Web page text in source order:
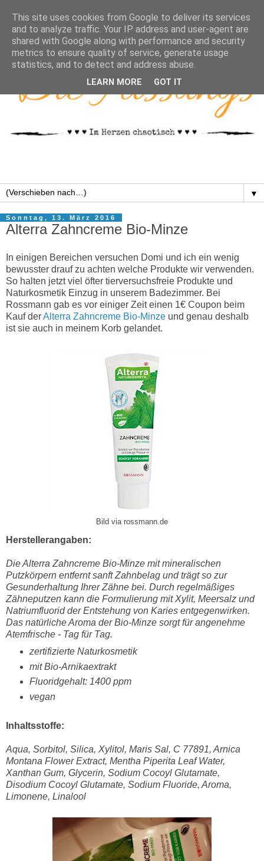
▼
Sonntag, 13. März 2016
Alterra Zahncreme Bio-Minze
In einigen Bereichen versuchen Domi und ich ein wenig
bewusster drauf zu achten welche Produkte wir verwenden.
So halten jetzt viel öfter tierversuchsfreie Produkte und
Naturkosmetik Einzug in unserem Badezimmer. Bei
Rossmann gab es vor einiger Zeit einen 1€ Coupon beim
Kauf derAlterra Zahncreme Bio-Minze und genau deshalb
ist sie auch in meinem Korb gelandet.
Bild via rossmann.de
Herstellerangaben:
Die Alterra Zahncreme Bio-Minze mit mineralischen
Putzkörpern entfernt sanft Zahnbelag und trägt so zur
Gesunderhaltung Ihrer Zähne bei. Durch regelmäßiges
Zähneputzen kann die Formulierung mit Xylit, Meersalz und
Natriumfluorid der Entstehung von Karies entgegenwirken.
Das natürliche Aroma der Bio-Minze sorgt für angenehme
Atemfrische - Tag für Tag.
zertifizierte Naturkosmetik
mit Bio-Arnikaextrakt
Fluoridgehalt: 1400 ppm
vegan
Inhaltsstoffe:
Aqua, Sorbitol, Silica, Xylitol, Maris Sal, C 77891, Arnica
Montana Flower Extract, Mentha Piperita Leaf Water,
Xanthan Gum, Glycerin, Sodium Cocoyl Glutamate,
Disodium Cocoyl Glutamate, Sodium Fluoride, Aroma,
Limonene, Linalool
This site uses cookies from Google to deliver its services
and to analyze traffic. Your IP address and user-agent are
shared with Google along with performance and security
metrics to ensure quality of service, generate usage
statistics, and to detect and address abuse.
LEARN MORE GOT IT